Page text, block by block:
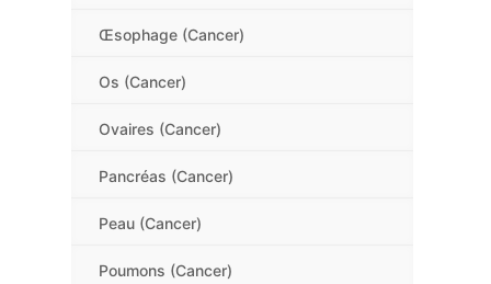
Œsophage (Cancer)
Os (Cancer)
Ovaires (Cancer)
Pancréas (Cancer)
Peau (Cancer)
Poumons (Cancer)